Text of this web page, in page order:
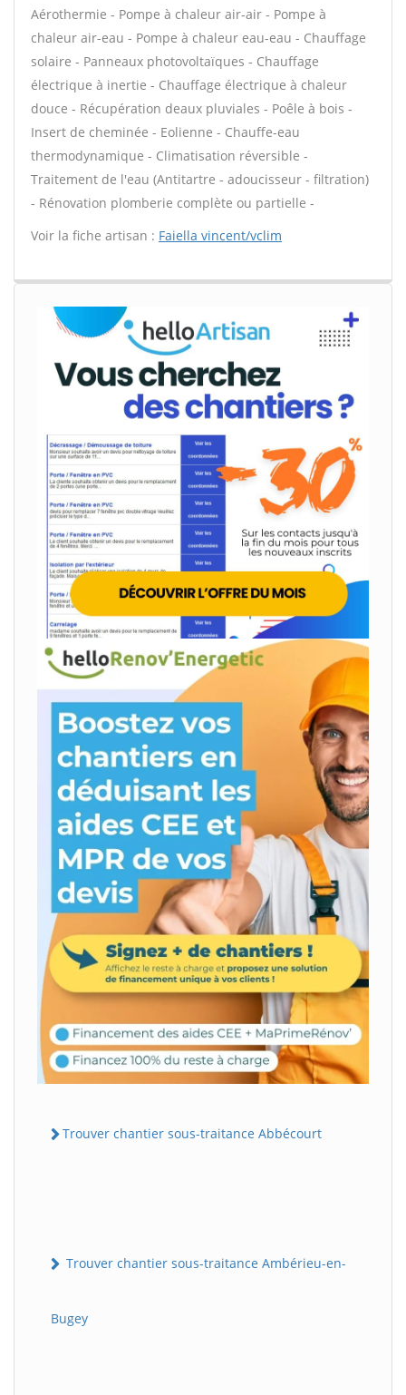
Aérothermie - Pompe à chaleur air-air - Pompe à
chaleur air-eau - Pompe à chaleur eau-eau - Chauffage
solaire - Panneaux photovoltaïques - Chauffage
électrique à inertie - Chauffage électrique à chaleur
douce - Récupération deaux pluviales - Poêle à bois -
Insert de cheminée - Eolienne - Chauffe-eau
thermodynamique - Climatisation réversible -
Traitement de l'eau (Antitartre - adoucisseur - filtration)
- Rénovation plomberie complète ou partielle -
Voir la fiche artisan : Faiella vincent/vclim
Trouver chantier sous-traitance Abbécourt
Trouver chantier sous-traitance Ambérieu-en-
Bugey